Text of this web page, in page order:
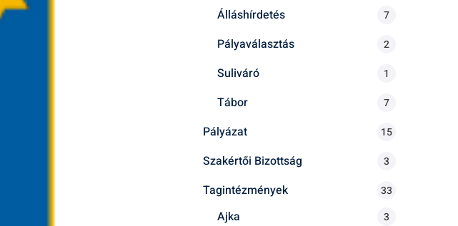
Álláshírdetés 7
Pályaválasztás 2
Suliváró 1
Tábor 7
Pályázat 15
Szakértői Bizottság 3
Tagintézmények 33
Ajka 3